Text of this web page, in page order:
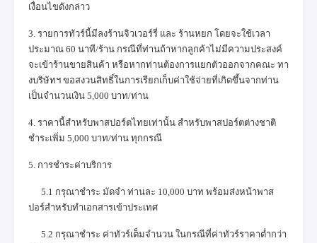
เงื่อนไขดังกล่าว
3. รายการทัวร์นี้มีลงร้านจิวเวอร์รี่ และ ร้านหยก โดยจะใช้เวลา
ประมาณ 60 นาที/ร้าน กรณีที่ท่านถ้าหากลูกค้าไม่มีความประสงค์
จะเข้าร้านขายสินค้า หรือหากท่านต้องการแยกตัวออกจากคณะ ทา
งบริษัทฯ ขอสงวนสิทธิ์ในการเรียกเก็บค่าใช้จ่ายที่เกิดขึ้นจากท่าน
เป็นจำนวนเงิน 5,000 บาท/ท่าน
4. ราคานี้สำหรับพาสปอร์ตไทยเท่านั้น สำหรับพาสปอร์ตต่างชาติ
ชำระเพิ่ม 5,000 บาท/ท่าน ทุกกรณี
5. การชำระค่าบริการ
5.1 กรุณาชำระ มัดจำ ท่านละ 10,000 บาท พร้อมส่งหน้าพาส
ปอร์สำหรับทำเอกสารเข้าประเทศ
5.2 กรุณาชำระ ค่าทัวร์เต็มจำนวน ในกรณีที่ค่าทัวร์ราคาต่ำกว่า